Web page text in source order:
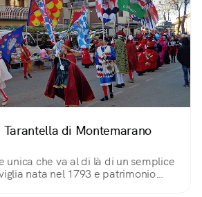
Tarantella di Montemarano
unica che va al di là di un semplice
nata nel 1793 e patrimonio